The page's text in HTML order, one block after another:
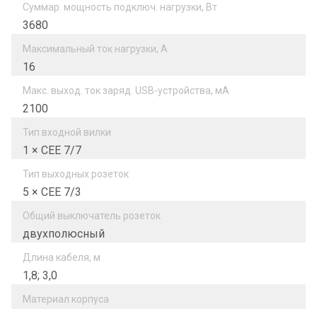
Суммар. мощность подключ. нагрузки, Вт
3680
Максимальный ток нагрузки, А
16
Макс. выход. ток заряд. USB-устройства, мА
2100
Тип входной вилки
1 × CEE 7/7
Тип выходных розеток
5 × CEE 7/3
Общий выключатель розеток
двухполюсный
Длина кабеля, м
1,8; 3,0
Материал корпуса